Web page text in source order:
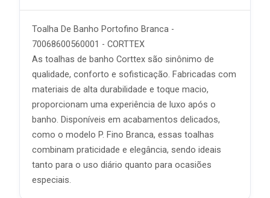
Toalha De Banho Portofino Branca -
70068600560001 - CORTTEX
As toalhas de banho Corttex são sinônimo de
qualidade, conforto e sofisticação. Fabricadas com
materiais de alta durabilidade e toque macio,
proporcionam uma experiência de luxo após o
banho. Disponíveis em acabamentos delicados,
como o modelo P. Fino Branca, essas toalhas
combinam praticidade e elegância, sendo ideais
tanto para o uso diário quanto para ocasiões
especiais.